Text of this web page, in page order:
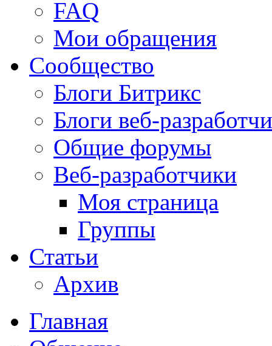
FAQ
Мои обращения
Сообщество
Блоги Битрикс
Блоги веб-
Общие форумы
Веб-разработчики
Моя страница
Группы
Статьи
Архив
Главная